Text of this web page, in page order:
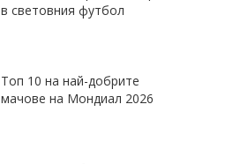
в световния футбол
Топ 10 на най-добрите
мачове на Мондиал 2026